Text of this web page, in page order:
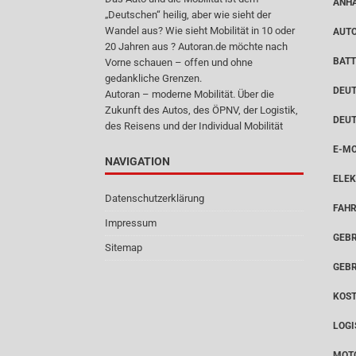
„Deutschen“ heilig, aber wie sieht der
Wandel aus? Wie sieht Mobilität in 10 oder
20 Jahren aus ? Autoran.de möchte nach
Vorne schauen – offen und ohne
gedankliche Grenzen.
Autoran – moderne Mobilität. Über die
Zukunft des Autos, des ÖPNV, der Logistik,
des Reisens und der Individual Mobilität
NAVIGATION
Datenschutzerklärung
Impressum
Sitemap
E-